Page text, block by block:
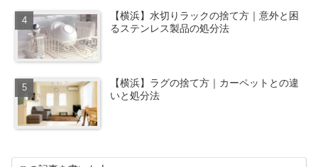
【横浜】水切りラックの捨て方｜意外と困
るステンレス製品の処分法
【横浜】ラグの捨て方｜カーペットとの違
いと処分法